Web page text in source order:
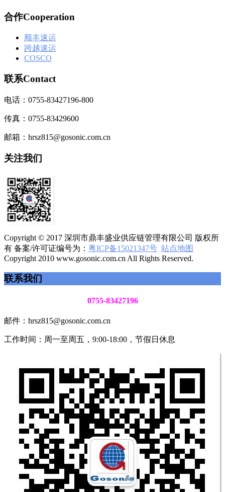
合作Cooperation
顺丰速运
跨越速运
COSCO
联系Contact
电话：0755-83427196-800
传真：0755-83429600
邮箱：hrsz815@gosonic.com.cn
关注我们
Copyright © 2017 深圳市鼎丰盛业供应链管理有限公司 版权所
有 备案/许可证编号为： 粤ICP备15021347号 站点地图
Copyright 2010 www.gosonic.com.cn All Rights Reserved.
联系我们
0755-83427196
邮件：hrsz815@gosonic.com.cn
工作时间：周一至周五，9:00-18:00，节假日休息